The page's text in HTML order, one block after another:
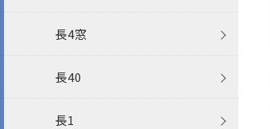
エコ
その他
エコ封筒
FSC森林認証
再生紙
抗菌・抗ウイルス
ファンシー封筒
機能性封筒
エコ
その他
エコ封筒
FSC森林認証
ワックス窓封筒
宛名を見ながら封かんできる窓封
機能性封筒
その他
エコ封筒
FSC森林認証
和紙
フタ折
パステルカラー封筒
Sカラー封筒
フタ折
長6・窓封筒
透けない封筒
クラフト封筒
返信用封筒
洋2タテ・窓封筒
A4窓
角3
角6
長4窓
長40
長1